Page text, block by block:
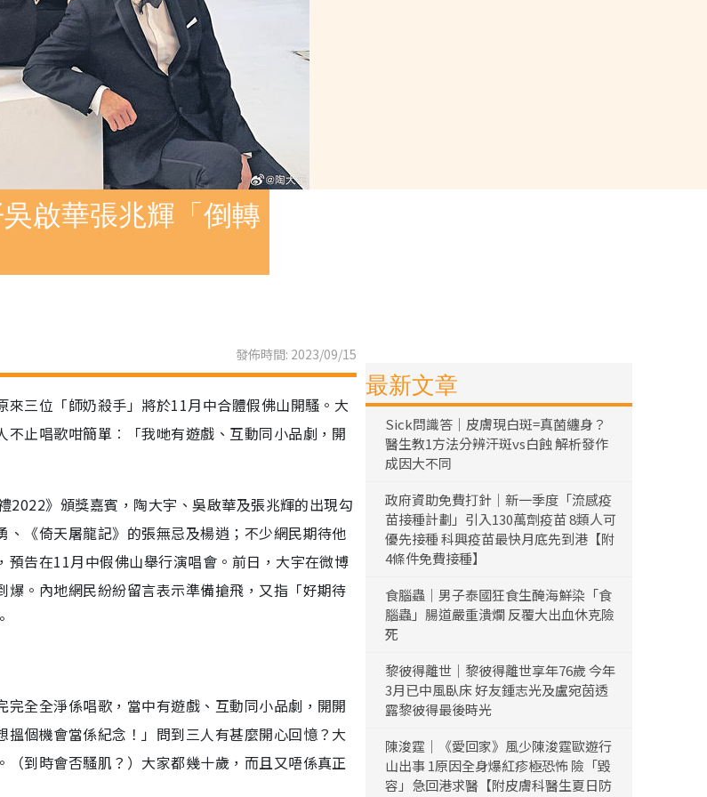
啟華張兆輝「倒轉
發佈時間: 2023/09/15
三位「師奶殺手」將於11月中合體假佛山開騷。大
止唱歌咁簡單︰「我哋有遊戲、互動同小品劇，開
2022》頒獎嘉賓，陶大宇、吳啟華及張兆輝的出現勾
《倚天屠龍記》的張無忌及楊逍；不少網民期待他
告在11月中假佛山舉行演唱會。前日，大宇在微博
。內地網民紛紛留言表示準備搶飛，又指「好期待
全全淨係唱歌，當中有遊戲、互動同小品劇，開開
個機會當係紀念！」問到三人有甚麼開心回憶？大
到時會否騷肌？）大家都幾十歲，而且又唔係真正
最新文章
Sick問識答｜皮膚現白斑=真菌纏身？
醫生教1方法分辨汗斑vs白蝕 解析發作
成因大不同
政府資助免費打針｜新一季度「流感疫
苗接種計劃」引入130萬劑疫苗 8類人可
優先接種 科興疫苗最快月底先到港【附
4條件免費接種】
食腦蟲｜男子泰國狂食生醃海鮮染「食
腦蟲」腸道嚴重潰爛 反覆大出血休克險
死
黎彼得離世｜黎彼得離世享年76歲 今年
3月已中風臥床 好友鍾志光及盧宛茵透
露黎彼得最後時光
陳浚霆｜《愛回家》風少陳浚霆歐遊行
山出事 1原因全身爆紅疹極恐怖 險「毀
容」急回港求醫【附皮膚科醫生夏日防